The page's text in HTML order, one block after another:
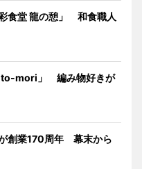
食堂 龍の憩」 和食職人
ito-mori」 編み物好きが
創業170周年 幕末から